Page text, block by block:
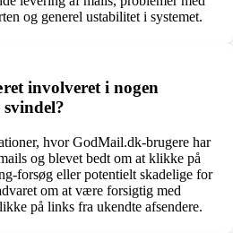
og generel ustabilitet i systemet.
involveret i nogen
hvor GodMail.dk-brugere har
og blevet bedt om at klikke på
forsøg eller potentielt skadelige for
om at være forsigtig med
på links fra ukendte afsendere.